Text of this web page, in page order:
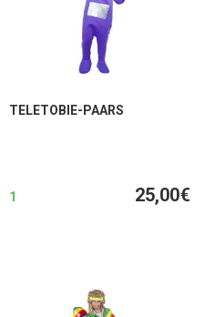
TELETOBIE-PAARS
1 25,00€